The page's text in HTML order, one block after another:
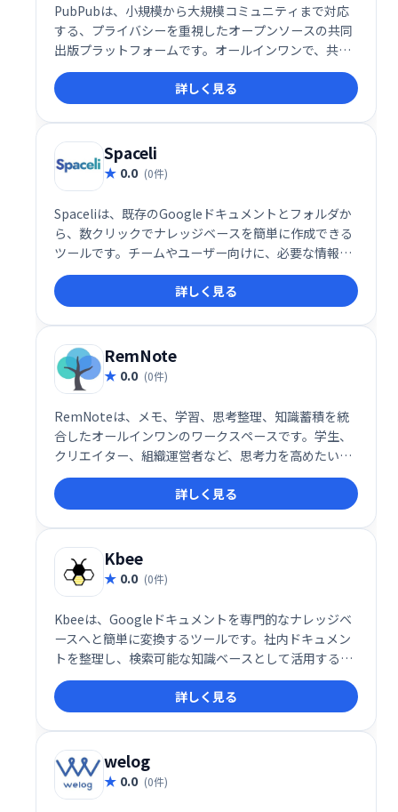
PubPubは、小規模から大規模コミュニティまで対応
する、プライバシーを重視したオープンソースの共同
出版プラットフォームです。オールインワンで、共同
作業をスムーズに行えます。
詳しく見る
Spaceli
0.0 (0件)
Spaceliは、既存のGoogleドキュメントとフォルダか
ら、数クリックでナレッジベースを簡単に作成できる
ツールです。チームやユーザー向けに、必要な情報を
素早く整理・共有できます。 複雑な設定不要で、直感
的な操作でスムーズにナレッジベースを構築し、業務
効率の向上を実現します。
詳しく見る
RemNote
0.0 (0件)
RemNoteは、メモ、学習、思考整理、知識蓄積を統
合したオールインワンのワークスペースです。学生、
クリエイター、組織運営者など、思考力を高めたいす
べての人に向けたツールです。 直感的なインターフェ
ースで、アイデアを自由に展開し、効率的に知識を管
理できます。
詳しく見る
Kbee
0.0 (0件)
Kbeeは、Googleドキュメントを専門的なナレッジベ
ースへと簡単に変換するツールです。社内ドキュメン
トを整理し、検索可能な知識ベースとして活用するこ
とで、情報共有を効率化し、業務の生産性を向上させ
ます。 スムーズな情報検索と知識の蓄積を実現し、チ
ーム全体の知識活用を促進します。
詳しく見る
welog
0.0 (0件)